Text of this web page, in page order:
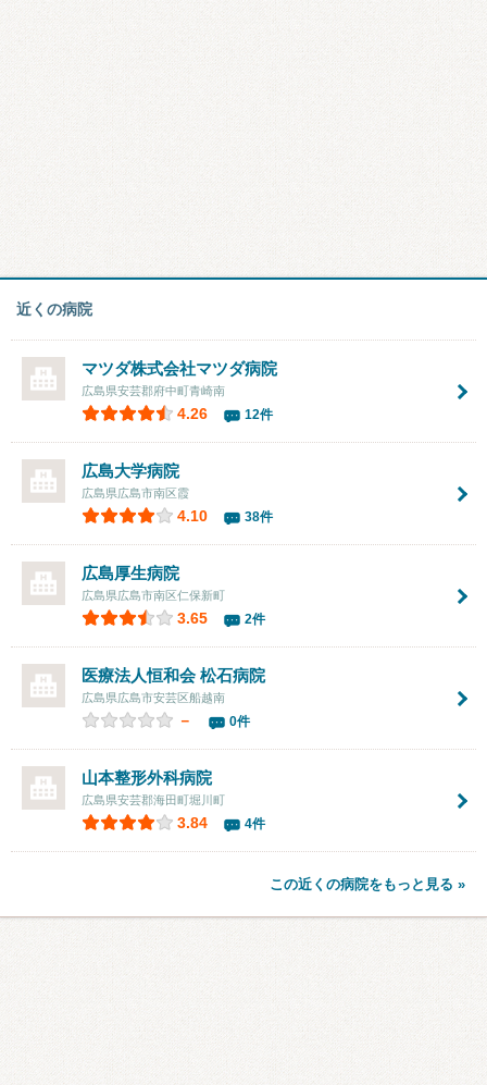
近くの病院
マツダ株式会社マツダ病院
広島県安芸郡府中町青崎南
4.26 12件
広島大学病院
広島県広島市南区霞
4.10 38件
広島厚生病院
広島県広島市南区仁保新町
3.65 2件
医療法人恒和会松石病院
広島県広島市安芸区船越南
－ 0件
山本整形外科病院
広島県安芸郡海田町堀川町
3.84 4件
この近くの病院をもっと見る »